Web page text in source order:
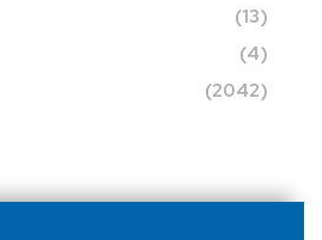
(13)
(4)
(2042)